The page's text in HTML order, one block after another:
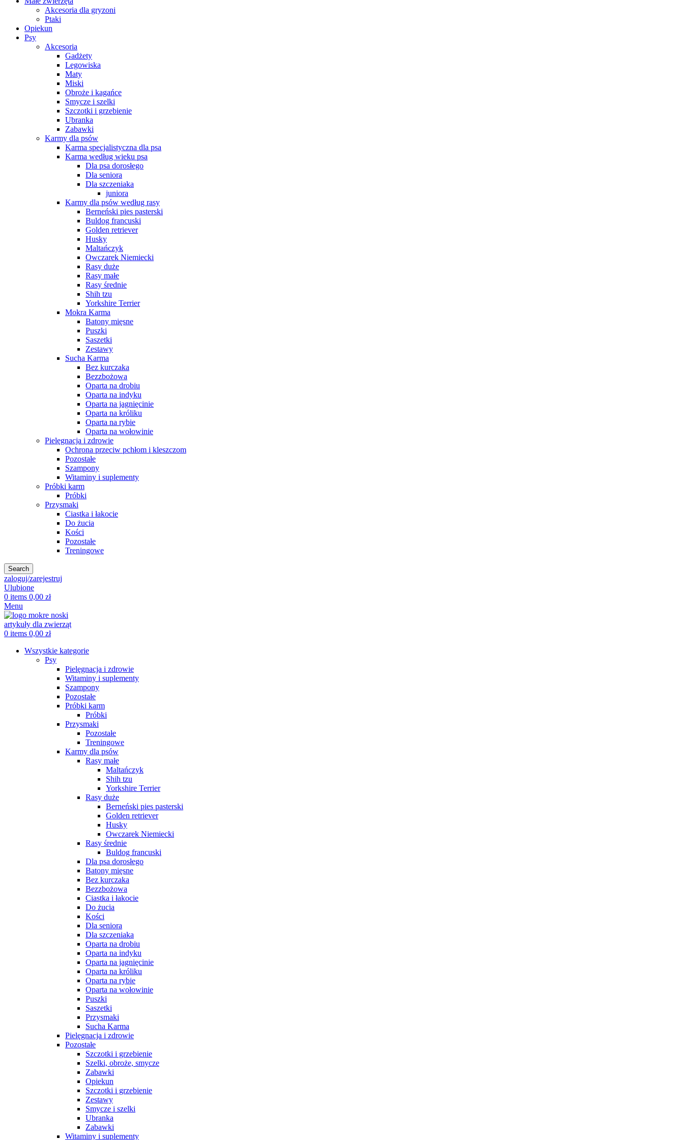
Akcesoria dla gryzoni
Ptaki
Opiekun
Psy
Akcesoria
Gadżety
Legowiska
Maty
Miski
Obroże i kagańce
Smycze i szelki
Szczotki i grzebienie
Ubranka
Zabawki
Karmy dla psów
Karma specjalistyczna dla psa
Karma według wieku psa
Dla psa dorosłego
Dla seniora
Dla szczeniaka
juniora
Karmy dla psów według rasy
Berneński pies pasterski
Buldog francuski
Golden retriever
Husky
Maltańczyk
Owczarek Niemiecki
Rasy duże
Rasy małe
Rasy średnie
Shih tzu
Yorkshire Terrier
Mokra Karma
Batony mięsne
Puszki
Saszetki
Zestawy
Sucha Karma
Bez kurczaka
Bezzbożowa
Oparta na drobiu
Oparta na indyku
Oparta na jagnięcinie
Oparta na króliku
Oparta na rybie
Oparta na wołowinie
Pielęgnacja i zdrowie
Ochrona przeciw pchłom i kleszczom
Pozostałe
Szampony
Witaminy i suplementy
Próbki karm
Próbki
Przysmaki
Ciastka i łakocie
Do żucia
Kości
Pozostałe
Treningowe
Search
zaloguj/zarejestruj
Ulubione
0 items 0,00 zł
Menu
0 items 0,00 zł
Wszystkie kategorie
Psy
Pielęgnacja i zdrowie
Witaminy i suplementy
Szampony
Pozostałe
Próbki karm
Próbki
Przysmaki
Pozostałe
Treningowe
Karmy dla psów
Rasy małe
Maltańczyk
Shih tzu
Yorkshire Terrier
Rasy duże
Berneński pies pasterski
Golden retriever
Husky
Owczarek Niemiecki
Rasy średnie
Buldog francuski
Dla psa dorosłego
Batony mięsne
Bez kurczaka
Bezzbożowa
Ciastka i łakocie
Do żucia
Kości
Dla seniora
Dla szczeniaka
Oparta na drobiu
Oparta na indyku
Oparta na jagnięcinie
Oparta na króliku
Oparta na rybie
Oparta na wołowinie
Puszki
Saszetki
Przysmaki
Sucha Karma
Pielęgnacja i zdrowie
Pozostałe
Szczotki i grzebienie
Szelki, obroże, smycze
Zabawki
Opiekun
Szczotki i grzebienie
Zestawy
Smycze i szelki
Ubranka
Zabawki
Witaminy i suplementy